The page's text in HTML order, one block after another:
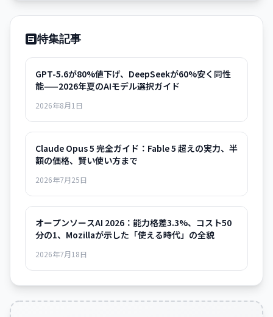
特集記事
GPT-5.6が80%値下げ、DeepSeekが60%安く同性
能——2026年夏のAIモデル選択ガイド
2026年8月1日
Claude Opus 5 完全ガイド：Fable 5 超えの実力、半
額の価格、賢い使い方まで
2026年7月25日
オープンソースAI 2026：能力格差3.3%、コスト50
分の1、Mozillaが示した「使える時代」の全貌
2026年7月18日